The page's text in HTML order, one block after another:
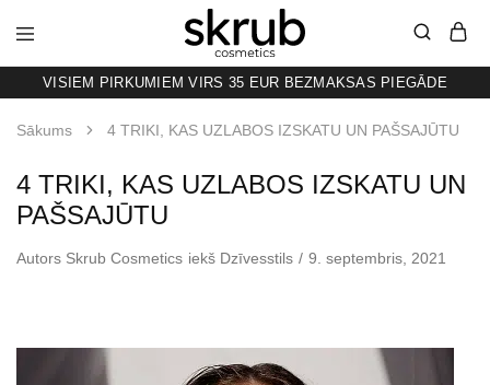
SKRUB
KAFIJAS
SKRUBIS
RAŽOTS
LATVIJĀ
VISIEM PIRKUMIEM VIRS 35 EUR BEZMAKSAS PIEGĀDE
Sākums 4 TRIKI, KAS UZLABOS IZSKATU UN PAŠSAJŪTU
4 TRIKI, KAS UZLABOS IZSKATU UN
PAŠSAJŪTU
Autors Skrub Cosmetics iekš Dzīvesstils 9. septembris, 2021